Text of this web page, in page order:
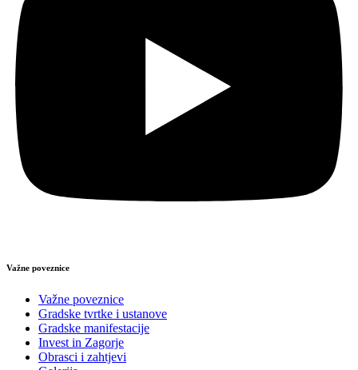
Važne poveznice
Važne poveznice
Gradske tvrtke i ustanove
Gradske manifestacije
Invest in Zagorje
Obrasci i zahtjevi